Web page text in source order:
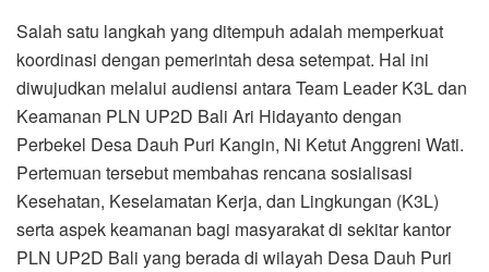
Salah satu langkah yang ditempuh adalah memperkuat
koordinasi dengan pemerintah desa setempat. Hal ini
diwujudkan melalui audiensi antara Team Leader K3L dan
Keamanan PLN UP2D Bali Ari Hidayanto dengan
Perbekel Desa Dauh Puri Kangin, Ni Ketut Anggreni Wati.
Pertemuan tersebut membahas rencana sosialisasi
Kesehatan, Keselamatan Kerja, dan Lingkungan (K3L)
serta aspek keamanan bagi masyarakat di sekitar kantor
PLN UP2D Bali yang berada di wilayah Desa Dauh Puri